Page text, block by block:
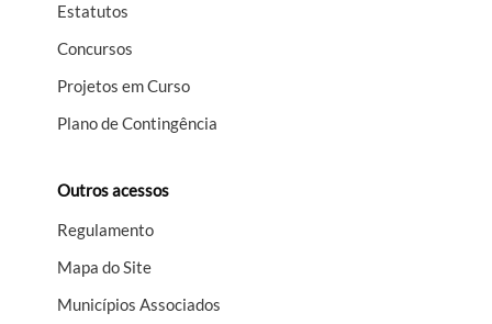
Estatutos
Concursos
Projetos em Curso
Plano de Contingência
Outros acessos
Regulamento
Mapa do Site
Municípios Associados